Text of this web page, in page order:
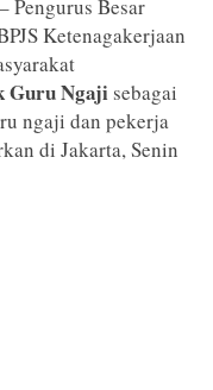
– Pengurus Besar
Ketenagakerjaan
Guru Ngaji sebagai
ngaji dan pekerja
di Jakarta, Senin